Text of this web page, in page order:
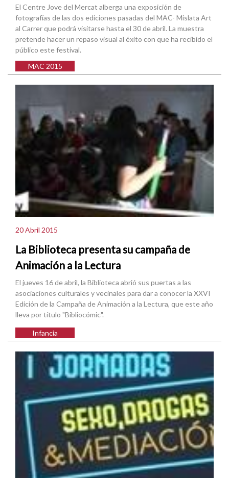
El Centre Jove del Mercat alberga una exposición de
fotografías de las dos ediciones pasadas del MAC- Mislata Art
al Carrer que podrá visitarse hasta el 30 de abril. La muestra
pretende hacer un repaso visual al éxito con que ha recibido el
público este festival.
MAC 2015
20 Abril 2015
La Biblioteca presenta su campaña de
Animación a la Lectura
El jueves 16 de abril, la Biblioteca abrió sus puertas a las
asociaciones culturales y vecinales para dar a conocer la XXVI
Edición de la Campaña de Animación a la Lectura, que este año
lleva por título "Bibliocómic".
Infancia